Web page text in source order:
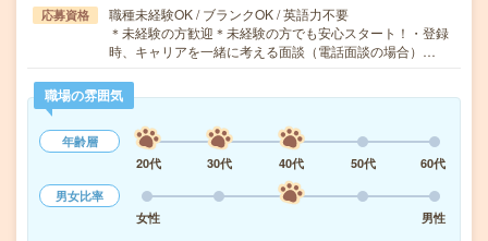
応募資格
職種未経験OK / ブランクOK / 英語力不要
＊未経験の方歓迎＊未経験の方でも安心スタート！・登録
時、キャリアを一緒に考える面談（電話面談の場合）…
職場の雰囲気
年齢層
20代
30代 40代 50代
60代
男女比率
女性
男性